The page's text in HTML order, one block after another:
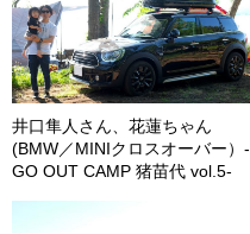
井口隼人さん、花蓮ちゃん
(BMW／MINIクロスオーバー）-
GO OUT CAMP 猪苗代 vol.5-